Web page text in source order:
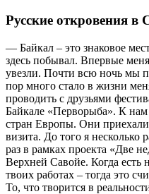
Русские откровения в
— Байкал – это знаковое
здесь побывал. Впервые
увезли. Почти всю ночь мы
пор много стало в жизни
проводить с друзьями
Байкале «Перворыба». К
стран Европы. Они приехали
визита. До того я
раз в рамках проекта «Две
Верхней Савойе. Когда есть
твоих работах – тогда это
То, что творится в